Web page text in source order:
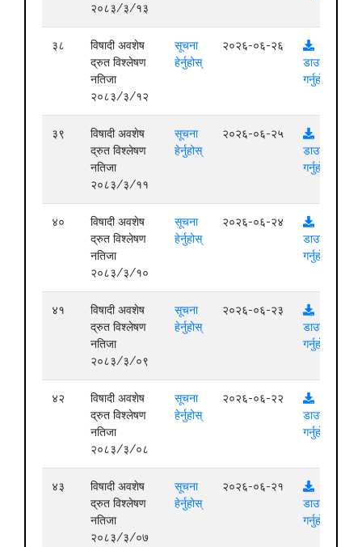
२०८३/३/१३
३८
विषादी अवशेष
द्रुत विश्लेषण
नतिजा
२०८३/३/१२
सूचना
हेर्नुहोस्
२०२६-०६-२६
डाउनलोड
गर्नुहोस्
३९
विषादी अवशेष
द्रुत विश्लेषण
नतिजा
२०८३/३/११
सूचना
हेर्नुहोस्
२०२६-०६-२५
डाउनलोड
गर्नुहोस्
४०
विषादी अवशेष
द्रुत विश्लेषण
नतिजा
२०८३/३/१०
सूचना
हेर्नुहोस्
२०२६-०६-२४
डाउनलोड
गर्नुहोस्
४१
विषादी अवशेष
द्रुत विश्लेषण
नतिजा
२०८३/३/०९
सूचना
हेर्नुहोस्
२०२६-०६-२३
डाउनलोड
गर्नुहोस्
४२
विषादी अवशेष
द्रुत विश्लेषण
नतिजा
२०८३/३/०८
सूचना
हेर्नुहोस्
२०२६-०६-२२
डाउनलोड
गर्नुहोस्
४३
विषादी अवशेष
द्रुत विश्लेषण
नतिजा
२०८३/३/०७
सूचना
हेर्नुहोस्
२०२६-०६-२१
डाउनलोड
गर्नुहोस्